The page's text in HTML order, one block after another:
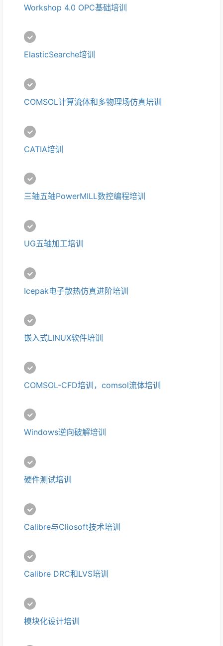
Workshop 4.0 OPC基础培训
ElasticSearche培训
COMSOL计算流体和多物理场仿真培训
CATIA培训
三轴五轴PowerMILL数控编程培训
UG五轴加工培训
Icepak电子散热仿真进阶培训
嵌入式LINUX软件培训
COMSOL-CFD培训，comsol流体培训
Windows逆向破解培训
硬件测试培训
Calibre与Cliosoft技术培训
Calibre DRC和LVS培训
模块化设计培训